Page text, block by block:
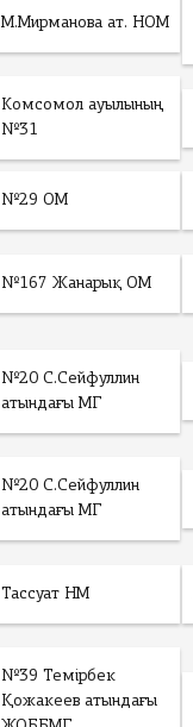
М.Мирманова ат. НОМ
Комсомол ауылының
№31
№29 ОМ
№167 Жанарық ОМ
№20 С.Сейфуллин
атындағы МГ
№20 С.Сейфуллин
атындағы МГ
Тассуат НМ
№39 Темірбек
Қожакеев атындағы